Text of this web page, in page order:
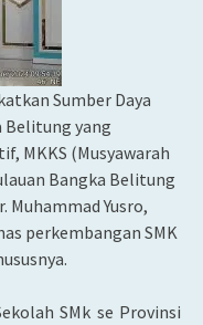
Sumber Daya
Belitung yang
MKKS (Musyawarah
Bangka Belitung
Muhammad Yusro,
perkembangan SMK
SMk se Provinsi